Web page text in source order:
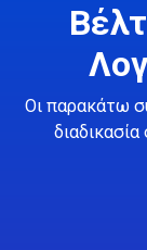
Οι παρακάτω